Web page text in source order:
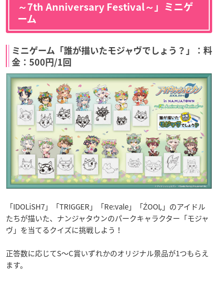
～7th Anniversary Festival～」ミニゲ
ーム
ミニゲーム「誰が描いたモジャヴでしょう？」：料
金：500円/1回
「IDOLiSH7」「TRIGGER」「Re:vale」「ŹOOĻ」のアイドル
たちが描いた、ナンジャタウンのパークキャラクター「モジャ
ヴ」を当てるクイズに挑戦しよう！
正答数に応じてS～C賞いずれかのオリジナル景品が1つもらえ
ます。